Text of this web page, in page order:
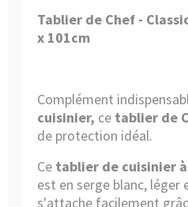
Tablier de Chef -
x 101cm
Complément
cuisinier, ce tablier de
de protection idéal.
Ce tablier de cuisinier
est en serge blanc,
s'attache facilement